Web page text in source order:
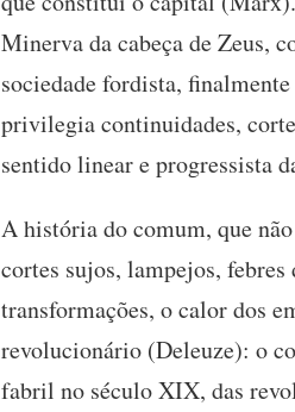
Minerva da cabeça de Zeus,
sociedade fordista,
privilegia continuidades,
sentido linear e progressista
A história do comum, que
cortes sujos, lampejos,
transformações, o calor dos
revolucionário (Deleuze): o
fabril no século XIX, das